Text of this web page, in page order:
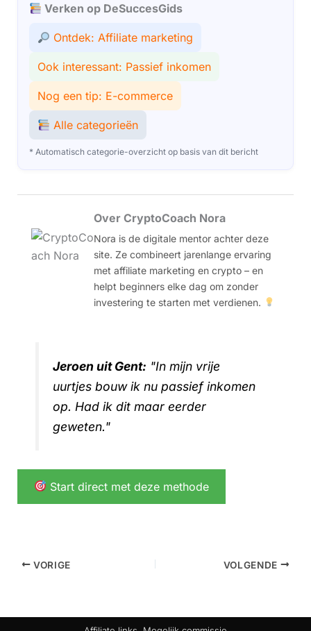
Verken op DeSuccesGids
Ontdek: Affiliate marketing
Ook interessant: Passief inkomen
Nog een tip: E-commerce
Alle categorieën
* Automatisch categorie-overzicht op basis van dit bericht
Over CryptoCoach Nora
Nora is de digitale mentor achter deze
site. Ze combineert jarenlange ervaring
met affiliate marketing en crypto – en
helpt beginners elke dag om zonder
investering te starten met verdienen.
Jeroen uit Gent: "In mijn vrije
uurtjes bouw ik nu passief inkomen
op. Had ik dit maar eerder
geweten."
Start direct met deze methode
VORIGE VOLGENDE